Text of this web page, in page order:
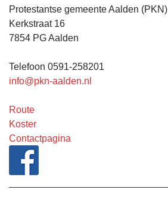
Protestantse gemeente Aalden (PKN)
Kerkstraat 16
7854 PG Aalden
Telefoon 0591-258201
info@pkn-aalden.nl
Route
Koster
Contactpagina